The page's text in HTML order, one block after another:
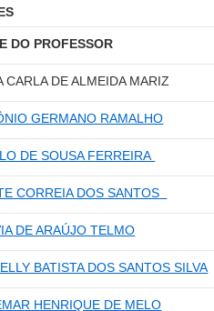
DO PROFESSOR
CARLA DE ALMEIDA MARIZ
GERMANO RAMALHO
DE SOUSA FERREIRA
CORREIA DOS SANTOS
DE ARAÚJO TELMO
BATISTA DOS SANTOS SILVA
HENRIQUE DE MELO